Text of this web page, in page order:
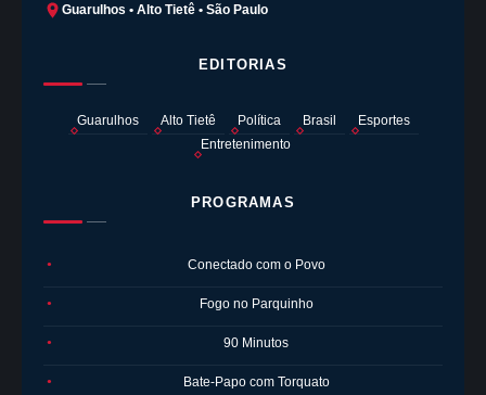
Guarulhos • Alto Tietê • São Paulo
EDITORIAS
Guarulhos Alto Tietê Política Brasil
Esportes
Entretenimento
PROGRAMAS
● Conectado com o Povo
● Fogo no Parquinho
● 90 Minutos
● Bate-Papo com Torquato